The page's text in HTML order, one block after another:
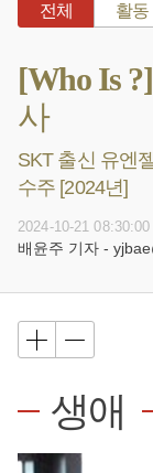
전체 활동
[Who Is
사
SKT 출신 유엔
수주 [2024년]
2024-10-21 08:30:00
배윤주 기자 -
생애